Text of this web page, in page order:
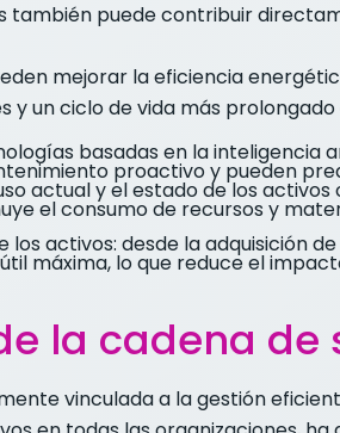
también puede contribuir
mejorar la eficiencia
y un ciclo de vida más prolongado
basadas en la
proactivo y pueden
actual y el estado de los
el consumo de recursos y
los activos: desde la adquisición
máxima, lo que reduce el
la cadena de
vinculada a la gestión